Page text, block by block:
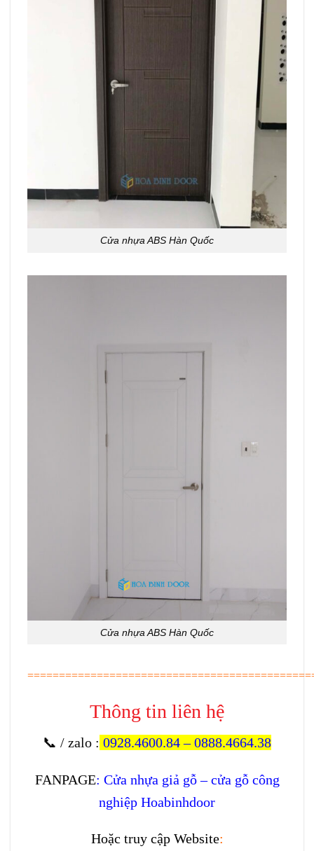
Cửa nhựa ABS Hàn Quốc
Cửa nhựa ABS Hàn Quốc
Thông tin liên hệ
📞 / zalo : 0928.4600.84–0888.4664.38
FANPAGE: Cửa nhựa giả gỗ – cửa gỗ công
nghiệp Hoabinhdoor
Hoặc truy cập Website: